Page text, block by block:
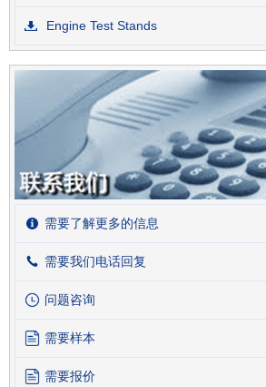
Engine Test Stands
需要了解更多的信息
需要我们电话回复
问题咨询
需要样本
需要报价